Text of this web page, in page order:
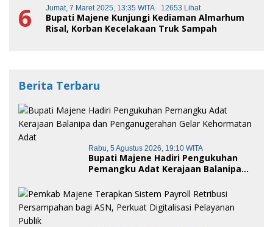
6 Jumat, 7 Maret 2025, 13:35 WITA 12653 Lihat
Bupati Majene Kunjungi Kediaman Almarhum
Risal, Korban Kecelakaan Truk Sampah
Berita Terbaru
Rabu, 5 Agustus 2026, 19:10 WITA
Bupati Majene Hadiri Pengukuhan
Pemangku Adat Kerajaan Balanipa
Kehormatan Adat